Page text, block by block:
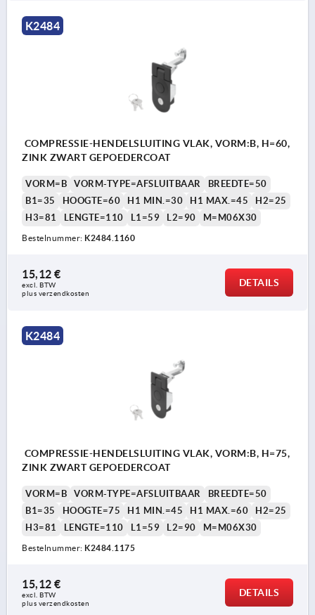
K2484
COMPRESSIE-HENDELSLUITING VLAK, VORM:B, H=60,
ZINK ZWART GEPOEDERCOAT
VORM=B VORM-TYPE=AFSLUITBAAR
BREEDTE=50
B1=35
HOOGTE=60 H1 MIN.=30 H1 MAX.=45
H2=25
H3=81
LENGTE=110 L1=59 L2=90 M=M06X30
Bestelnummer: K2484.1160
15,12 €
excl. BTW
plus verzendkosten
DETAILS
K2484
COMPRESSIE-HENDELSLUITING VLAK, VORM:B, H=75,
ZINK ZWART GEPOEDERCOAT
VORM=B VORM-TYPE=AFSLUITBAAR
BREEDTE=50
B1=35
HOOGTE=75 H1 MIN.=45 H1 MAX.=60
H2=25
H3=81
LENGTE=110 L1=59 L2=90 M=M06X30
Bestelnummer: K2484.1175
15,12 €
excl. BTW
plus verzendkosten
DETAILS